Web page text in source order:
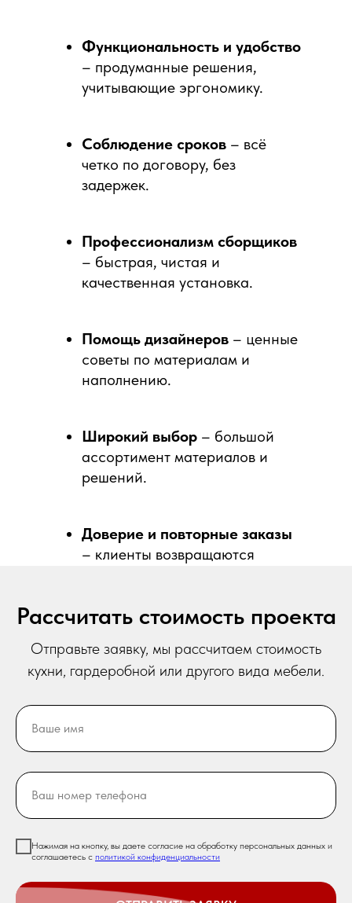
Функциональность и удобство
– продуманные решения,
учитывающие эргономику.
Соблюдение сроков – всё
четко по договору, без
задержек.
Профессионализм сборщиков
– быстрая, чистая и
качественная установка.
Помощь дизайнеров – ценные
советы по материалам и
наполнению.
Широкий выбор – большой
ассортимент материалов и
решений.
Доверие и повторные заказы
– клиенты возвращаются
клиенты советуют компанию
знакомым.
Рассчитать стоимость проекта
Отправьте заявку, мы рассчитаем стоимость
кухни, гардеробной или другого вида мебели.
Ваше имя
Ваш номер телефона
Нажимая на кнопку, вы даете согласие на обработку персональных данных и
соглашаетесь c политикой конфиденциальности